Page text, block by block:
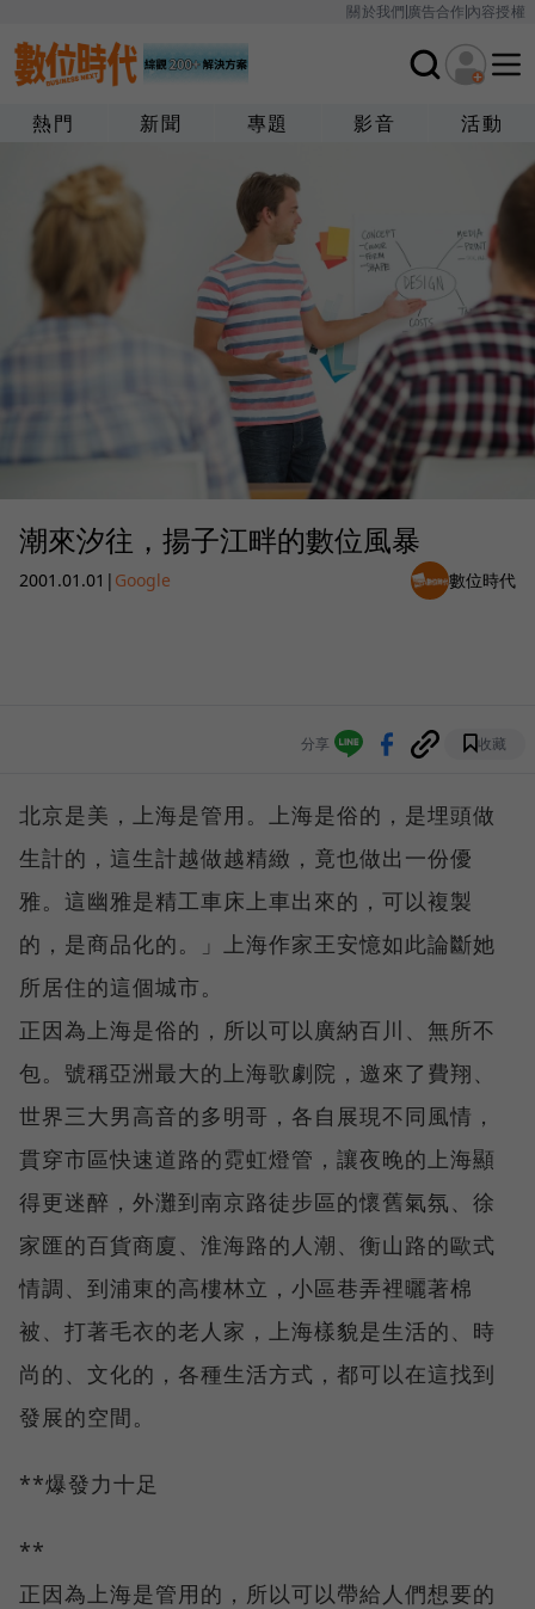
關於我們廣告合作內容授權
熱門 新聞 專題 影音 活動
潮來汐往，揚子江畔的數位風暴
2001.01.01 | Google 數位時代
分享 收藏
北京是美，上海是管用。上海是俗的，是埋頭做
生計的，這生計越做越精緻，竟也做出一份優
雅。這幽雅是精工車床上車出來的，可以複製
的，是商品化的。」上海作家王安憶如此論斷她
所居住的這個城市。
正因為上海是俗的，所以可以廣納百川、無所不
包。號稱亞洲最大的上海歌劇院，邀來了費翔、
世界三大男高音的多明哥，各自展現不同風情，
貫穿市區快速道路的霓虹燈管，讓夜晚的上海顯
得更迷醉，外灘到南京路徒步區的懷舊氣氛、徐
家匯的百貨商廈、淮海路的人潮、衡山路的歐式
情調、到浦東的高樓林立，小區巷弄裡曬著棉
被、打著毛衣的老人家，上海樣貌是生活的、時
尚的、文化的，各種生活方式，都可以在這找到
發展的空間。
**爆發力十足
**
正因為上海是管用的，所以可以帶給人們想要的